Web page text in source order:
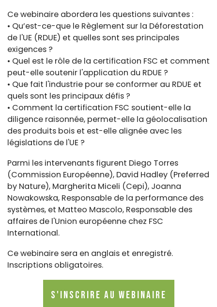
Ce webinaire abordera les questions suivantes :
• Qu’est-ce-que le Règlement sur la Déforestation
de l'UE (RDUE) et quelles sont ses principales
exigences ?
• Quel est le rôle de la certification FSC et comment
peut-elle soutenir l'application du RDUE ?
• Que fait l'industrie pour se conformer au RDUE et
quels sont les principaux défis ?
• Comment la certification FSC soutient-elle la
diligence raisonnée, permet-elle la géolocalisation
des produits bois et est-elle alignée avec les
législations de l'UE ?
Parmi les intervenants figurent Diego Torres
(Commission Européenne), David Hadley (Preferred
by Nature), Margherita Miceli (Cepi), Joanna
Nowakowska, Responsable de la performance des
systèmes, et Matteo Mascolo, Responsable des
affaires de l'Union européenne chez FSC
International.
Ce webinaire sera en anglais et enregistré.
Inscriptions obligatoires.
S'inscrire au Webinaire